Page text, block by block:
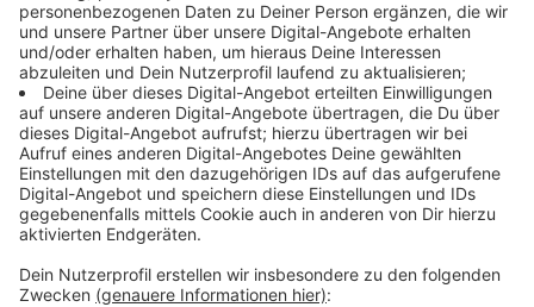
Versicherungsbranchen sowie Erzieher und Lehrer
besonders stark betroffen. Als Grund nennt die
AOK unter anderem die gestiegenen
Anfordeurungen an die Arbeitnehmer. Eine
erfreuliche Entwicklung gibt es dagegen bei den
Muskel- und Skelett-Erkrankungen: hier ist die
Zahl der Fehltage zuletzt nach unten gegangen.
Veröffentlicht:Montag, 25.03.2019 09:23
Anzeige